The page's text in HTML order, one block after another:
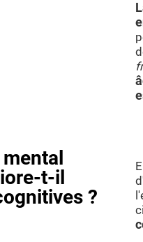
t-il
?